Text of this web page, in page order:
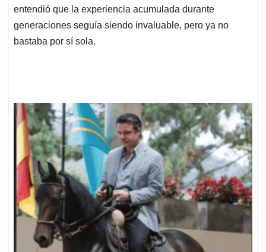
entendió que la experiencia acumulada durante
generaciones seguía siendo invaluable, pero ya no
bastaba por sí sola.